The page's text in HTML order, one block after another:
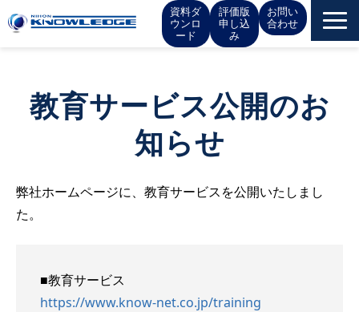
資料ダ
ウンロ
ード
評価版
申し込
み
お問い
合わせ
お役立ち情報
お知らせ
会社概要
教育サービス公開のお
知らせ
弊社ホームページに、教育サービスを公開いたしまし
た。
■教育サービス
https://www.know-net.co.jp/training